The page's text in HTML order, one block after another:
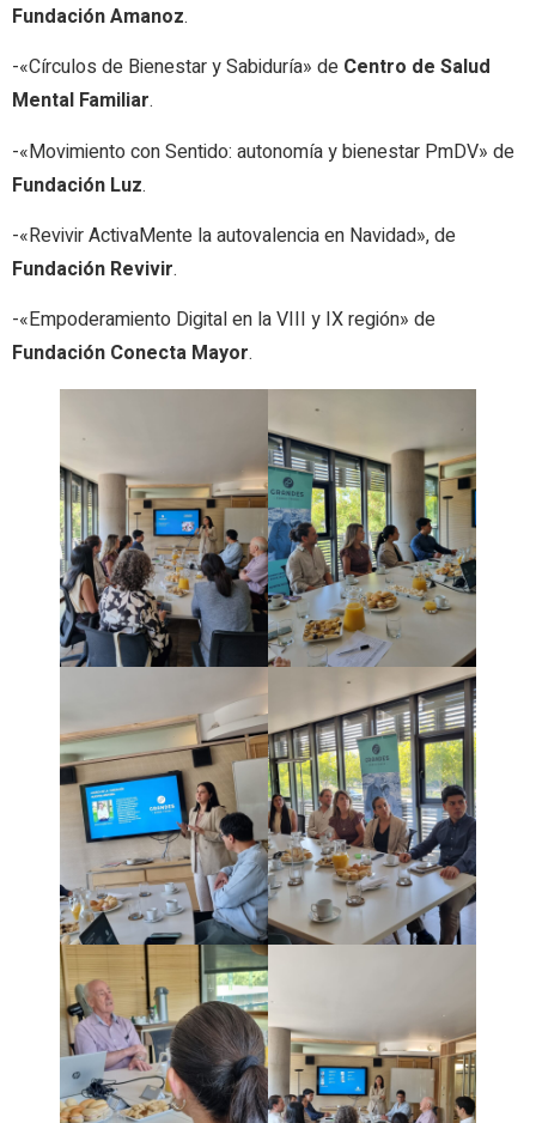
Fundación Amanoz.
-«Círculos de Bienestar y Sabiduría» de Centro de Salud
Mental Familiar.
-«Movimiento con Sentido: autonomía y bienestar PmDV» de
Fundación Luz.
-«Revivir ActivaMente la autovalencia en Navidad», de
Fundación Revivir.
-«Empoderamiento Digital en la VIII y IX región» de
Fundación Conecta Mayor.